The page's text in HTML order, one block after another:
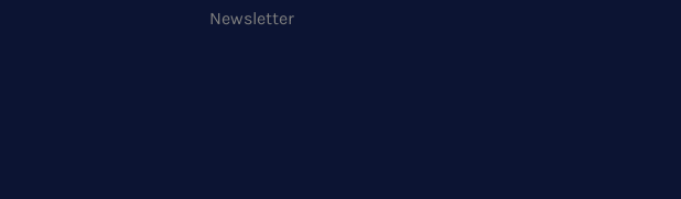
Newsletter